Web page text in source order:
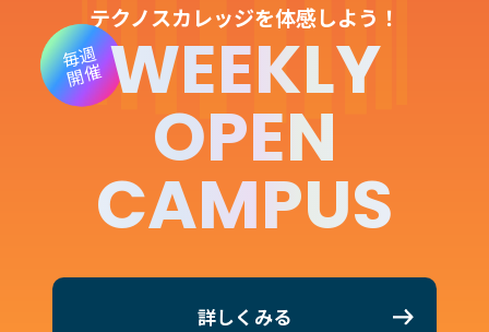
テクノスカレッジを体感しよう！
毎週
開催WEEKLY
OPEN
CAMPUS
詳しくみる